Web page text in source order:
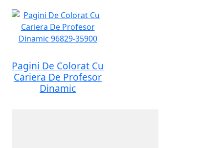
Pagini De Colorat Cu
Cariera De Profesor
Dinamic